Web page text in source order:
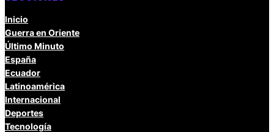
Inicio
Guerra en Oriente
Último Minuto
España
Ecuador
Latinoamérica
Internacional
Deportes
Tecnología